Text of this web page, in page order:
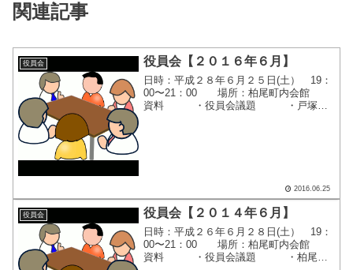
関連記事
役員会 役員会【２０１６年６月】
日時：平成２８年６月２５日(土） 19：
00〜21：00 場所：柏尾町内会館
資料 ・役員会議題 ・戸塚区
2016.06.25
役員会 役員会【２０１４年６月】
日時：平成２６年６月２８日(土） 19：
00〜21：00 場所：柏尾町内会館
資料 ・役員会議題 ・柏尾町